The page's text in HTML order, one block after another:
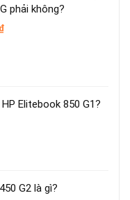
phải không?
₫Giá
Elitebook 850 G1?
G2 là gì?